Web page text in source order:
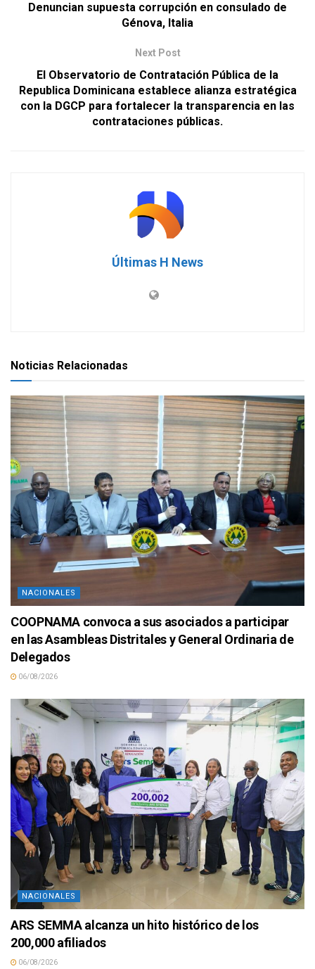
Denuncian supuesta corrupción en consulado de
Génova, Italia
Next Post
El Observatorio de Contratación Pública de la
Republica Dominicana establece alianza estratégica
con la DGCP para fortalecer la transparencia en las
contrataciones públicas.
Últimas H News
Noticias Relacionadas
NACIONALES
COOPNAMA convoca a sus asociados a participar
en las Asambleas Distritales y General Ordinaria de
Delegados
06/08/2026
NACIONALES
ARS SEMMA alcanza un hito histórico de los
200,000 afiliados
06/08/2026